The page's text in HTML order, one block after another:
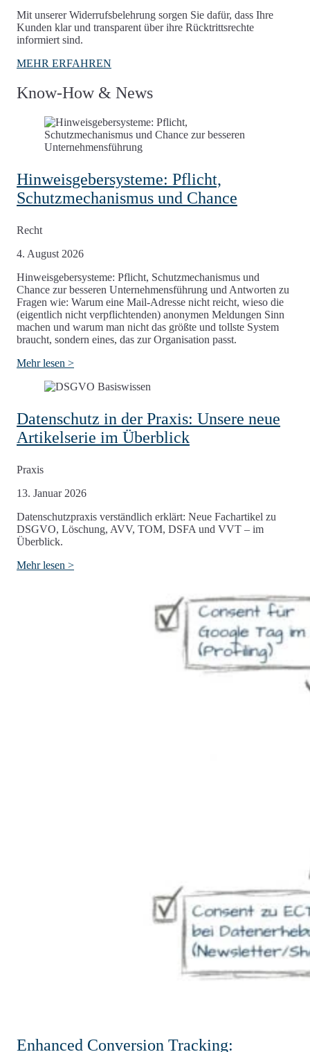
Mit unserer Widerrufsbelehrung sorgen Sie dafür, dass Ihre
Kunden klar und transparent über ihre Rücktrittsrechte
informiert sind.
MEHR ERFAHREN
Know-How & News
Hinweisgebersysteme: Pflicht,
Schutzmechanismus und Chance
Recht
4. August 2026
Hinweisgebersysteme: Pflicht, Schutzmechanismus und
Chance zur besseren Unternehmensführung und Antworten zu
Fragen wie: Warum eine Mail-Adresse nicht reicht, wieso die
(eigentlich nicht verpflichtenden) anonymen Meldungen Sinn
machen und warum man nicht das größte und tollste System
braucht, sondern eines, das zur Organisation passt.
Mehr lesen >
Datenschutz in der Praxis: Unsere neue
Artikelserie im Überblick
Praxis
13. Januar 2026
Datenschutzpraxis verständlich erklärt: Neue Fachartikel zu
DSGVO, Löschung, AVV, TOM, DSFA und VVT – im
Überblick.
Mehr lesen >
Enhanced Conversion Tracking: